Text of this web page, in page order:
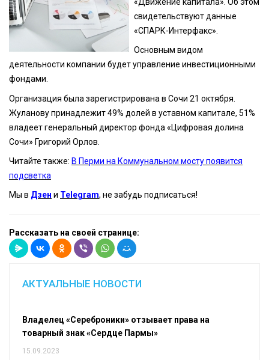
свидетельствуют данные
«СПАРК-Интерфакс».
Основным видом
деятельности компании будет управление инвестиционными
фондами.
Организация была зарегистрирована в Сочи 21 октября.
Жуланову принадлежит 49% долей в уставном капитале, 51%
владеет генеральный директор фонда «Цифровая долина
Сочи» Григорий Орлов.
Читайте также: В Перми на Коммунальном мосту появится
подсветка
Мы в Дзен и Telegram, не забудь подписаться!
Рассказать на своей странице:
АКТУАЛЬНЫЕ НОВОСТИ
Владелец «Сереброники» отзывает права на
товарный знак «Сердце Пармы»
15.09.2023